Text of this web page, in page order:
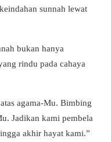
sunnah lewat
bukan hanya
rindu pada cahaya
agama-Mu. Bimbing
Jadikan kami pembela
akhir hayat kami.”